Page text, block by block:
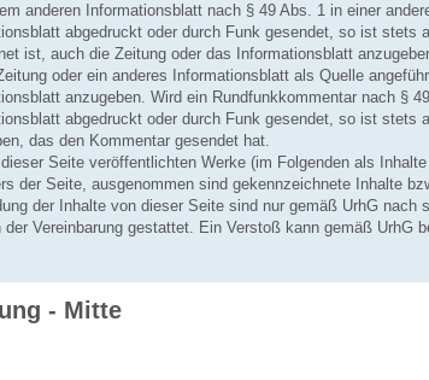
anderen Informationsblatt nach § 49 Abs. 1 in einer
abgedruckt oder durch Funk gesendet, so ist stets
ist, auch die Zeitung oder das Informationsblatt
oder ein anderes Informationsblatt als Quelle
anzugeben. Wird ein Rundfunkkommentar nach §
abgedruckt oder durch Funk gesendet, so ist stets
das den Kommentar gesendet hat.
Seite veröffentlichten Werke (im Folgenden als
der Seite, ausgenommen sind gekennzeichnete Inhalte
der Inhalte von dieser Seite sind nur gemäß UrhG nach
der Vereinbarung gestattet. Ein Verstoß kann gemäß UrhG
- Mitte